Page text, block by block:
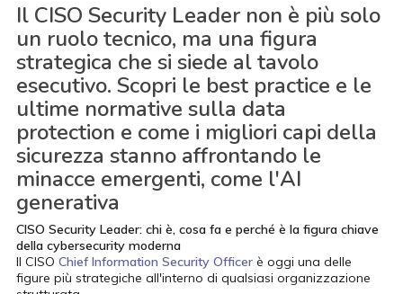
Il CISO Security Leader non è più solo
un ruolo tecnico, ma una figura
strategica che si siede al tavolo
esecutivo. Scopri le best practice e le
ultime normative sulla data
protection e come i migliori capi della
sicurezza stanno affrontando le
minacce emergenti, come l'AI
generativa
CISO Security Leader: chi è, cosa fa e perché è la figura chiave
della cybersecurity moderna
Il CISO Chief Information Security Officer è oggi una delle
figure più strategiche all'interno di qualsiasi organizzazione